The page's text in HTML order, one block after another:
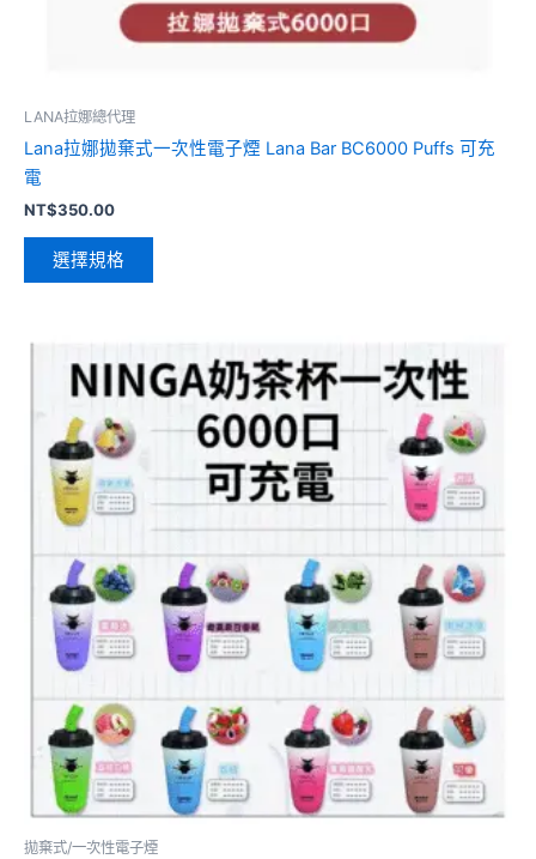
LANA拉娜總代理
Lana拉娜拋棄式一次性電子煙 Lana Bar BC6000 Puffs 可充
電
NT$350.00
選擇規格
拋棄式/一次性電子煙